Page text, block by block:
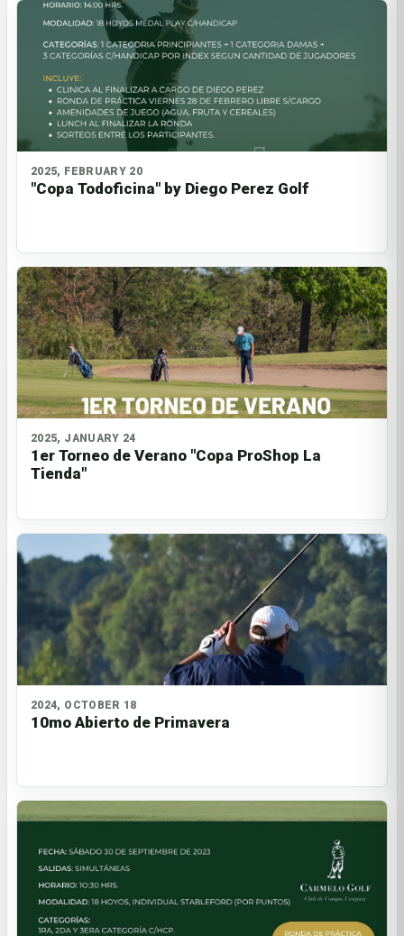
2025, FEBRUARY 20
"Copa Todoficina" by Diego Perez Golf
2025, JANUARY 24
1er Torneo de Verano "Copa ProShop La
Tienda"
2024, OCTOBER 18
10mo Abierto de Primavera